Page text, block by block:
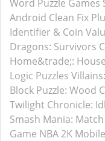
Word Puzzle Games
Android Clean Fix
Identifier & Coin
Dragons: Survivors
Home&trade;:
Logic Puzzles
Block Puzzle: Wood
Twilight Chronicle:
Smash Mania:
Game NBA 2K